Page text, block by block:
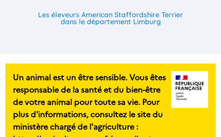
Les éleveurs American Staffordshire Terrier
dans le département Limburg
Un animal est un être sensible. Vous êtes
responsable de la santé et du bien-être
de votre animal pour toute sa vie. Pour
plus d'informations, consultez le site du
ministère chargé de l'agriculture :